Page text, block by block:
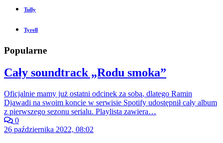
Tully
Tyrell
Popularne
Cały soundtrack „Rodu smoka”
Oficjalnie mamy już ostatni odcinek za sobą, dlatego Ramin
Djawadi na swoim koncie w serwisie Spotify udostępnił cały album
z pierwszego sezonu serialu. Playlista zawiera…
0
26 października 2022, 08:02